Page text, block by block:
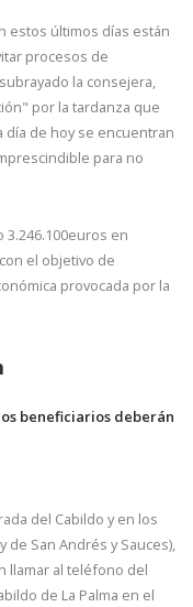
estos últimos días están
procesos de
la consejera,
por la tardanza que
de hoy se encuentran
para no
3.246.100euros en
el objetivo de
provocada por la
beneficiarios deberán
del Cabildo y en los
de San Andrés y Sauces),
llamar al teléfono del
de La Palma en el